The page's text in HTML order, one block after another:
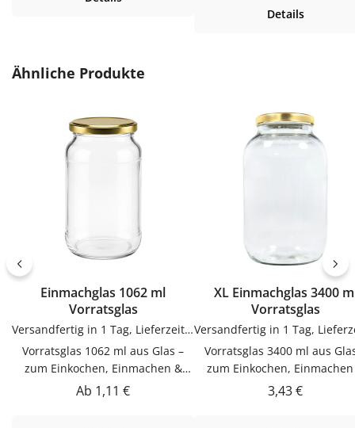
EdelstahlVerwendungTrichter
Anwendung und langlebig im
Gebrauch.PflegehinweiseNach
Gebrauch reinigenGut trocknen
lassenJetzt bestellenBestelle
Vorrat und Haushalt –
Kleckern. Einfach in der
Anwendung und langlebig
Details
Produktgalerie überspringen
Ähnliche Produkte
Einmachglas 1062 ml
Vorratsglas
Versandfertig in 1 Tag, Lieferzeit 1-3 Tage
Vorratsglas 1062 ml aus Glas –
zum Einkochen, Einmachen &
AufbewahrenDieser Vorratsglas
Regulärer Preis:
Ab 1,11 €
XL Einmachglas 3400
Vorratsglas
Vorratsglas 3400 ml aus
zum Einkochen,
AufbewahrenDieser
Regulärer
3,43 €